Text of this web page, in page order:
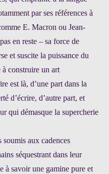
par ses références à
E. Macron ou Jean-
en reste – sa force de
et suscite la puissance du
à construire un art
est là, d’une part dans la
d’écrire, d’autre part, et
qui démasque la supercherie
aux cadences
séquestrant dans leur
à savoir une gamine pure et